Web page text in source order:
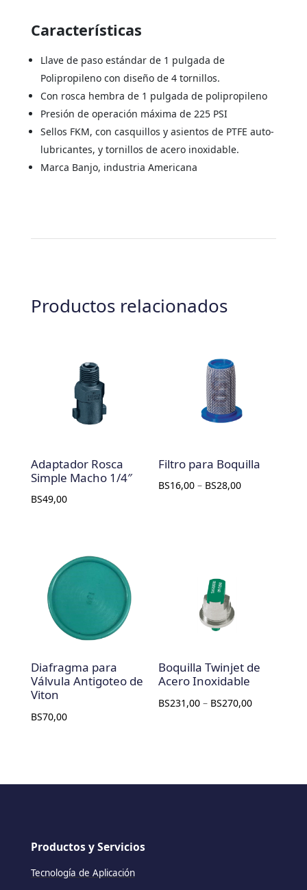
Características
Llave de paso estándar de 1 pulgada de
Polipropileno con diseño de 4 tornillos.
Con rosca hembra de 1 pulgada de polipropileno
Presión de operación máxima de 225 PSI
Sellos FKM, con casquillos y asientos de PTFE auto-
lubricantes, y tornillos de acero inoxidable.
Marca Banjo, industria Americana
Productos relacionados
Adaptador Rosca
Simple Macho 1/4″
BS49,00
Filtro para Boquilla
BS16,00 – BS28,00
Diafragma para
Válvula Antigoteo de
Viton
BS70,00
Boquilla Twinjet de
Acero Inoxidable
BS231,00 – BS270,00
Productos y Servicios
Tecnología de Aplicación